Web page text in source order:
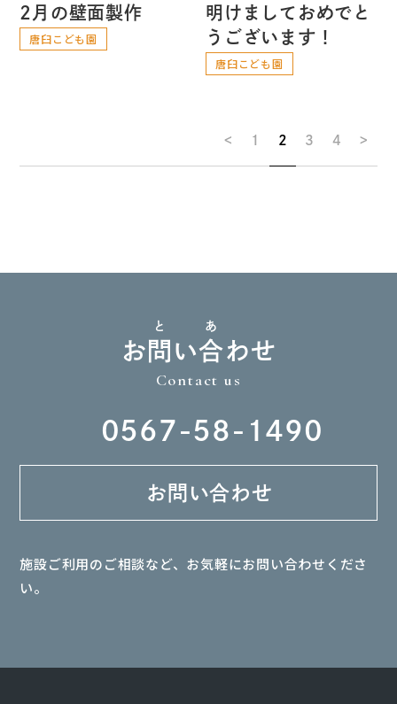
2月の壁面製作
唐臼こども園
明けましておめでと
うございます！
唐臼こども園
< 1 2 3 4 >
お問
と
い合
あ
わせ
Contact us
0567-58-1490
お問い合わせ
施設ご利用のご相談など、お気軽にお問い合わせくださ
い。